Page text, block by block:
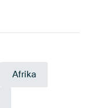
Afrika